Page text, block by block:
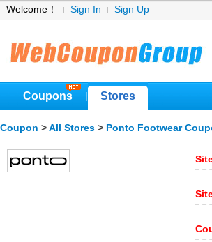
Welcome！ Sign In Sign Up
Coupons Stores
Coupon > All Stores > Ponto Footwear